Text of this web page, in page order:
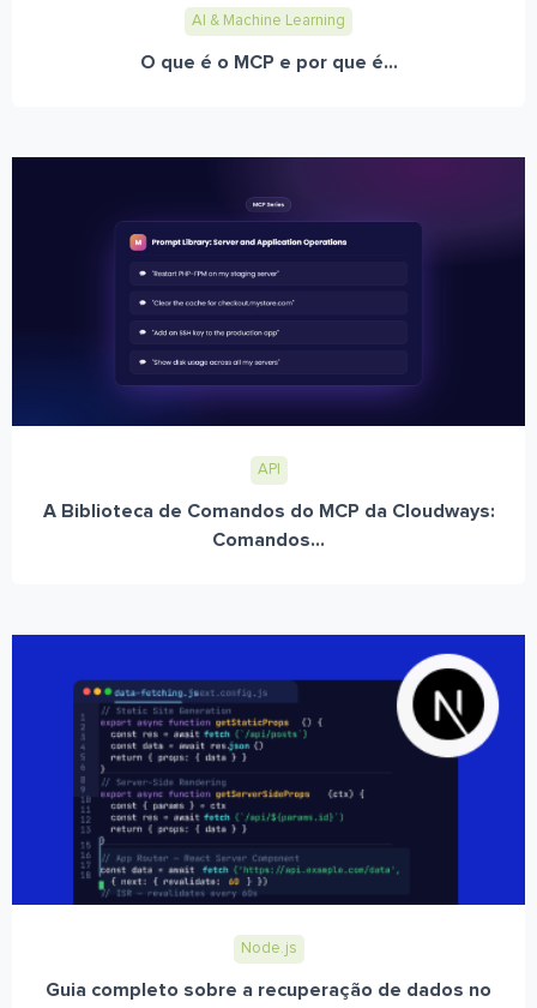
AI & Machine Learning
O que é o MCP e por que é...
API
A Biblioteca de Comandos do MCP da Cloudways:
Comandos...
Node.js
Guia completo sobre a recuperação de dados no